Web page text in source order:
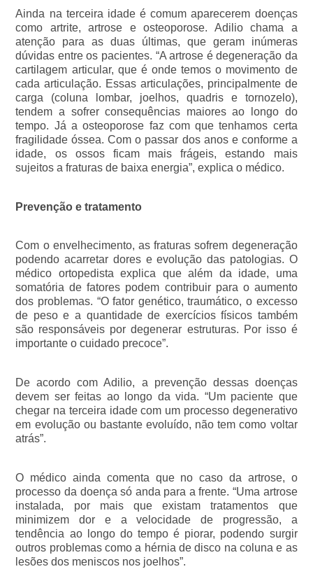
Ainda na terceira idade é comum aparecerem doenças
como artrite, artrose e osteoporose. Adilio chama a
atenção para as duas últimas, que geram inúmeras
dúvidas entre os pacientes. “A artrose é degeneração da
cartilagem articular, que é onde temos o movimento de
cada articulação. Essas articulações, principalmente de
carga (coluna lombar, joelhos, quadris e tornozelo),
tendem a sofrer consequências maiores ao longo do
tempo. Já a osteoporose faz com que tenhamos certa
fragilidade óssea. Com o passar dos anos e conforme a
idade, os ossos ficam mais frágeis, estando mais
sujeitos a fraturas de baixa energia”, explica o médico.
Prevenção e tratamento
Com o envelhecimento, as fraturas sofrem degeneração
podendo acarretar dores e evolução das patologias. O
médico ortopedista explica que além da idade, uma
somatória de fatores podem contribuir para o aumento
dos problemas. “O fator genético, traumático, o excesso
de peso e a quantidade de exercícios físicos também
são responsáveis por degenerar estruturas. Por isso é
importante o cuidado precoce”.
De acordo com Adilio, a prevenção dessas doenças
devem ser feitas ao longo da vida. “Um paciente que
chegar na terceira idade com um processo degenerativo
em evolução ou bastante evoluído, não tem como voltar
atrás”.
O médico ainda comenta que no caso da artrose, o
processo da doença só anda para a frente. “Uma artrose
instalada, por mais que existam tratamentos que
minimizem dor e a velocidade de progressão, a
tendência ao longo do tempo é piorar, podendo surgir
outros problemas como a hérnia de disco na coluna e as
lesões dos meniscos nos joelhos”.